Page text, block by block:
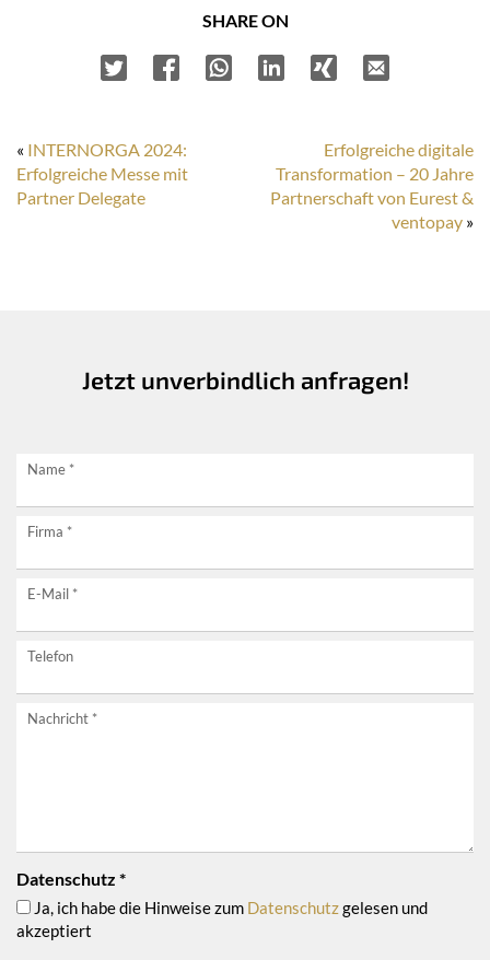
SHARE ON
« INTERNORGA 2024:
Erfolgreiche Messe mit
Partner Delegate
Erfolgreiche digitale
Transformation – 20 Jahre
Partnerschaft von Eurest &
ventopay »
Jetzt unverbindlich anfragen!
Jetzt
unverbindlich
anfragen!
Name *
Firma *
E-Mail *
Telefon
Nachricht *
Datenschutz *
Ja, ich habe die Hinweise zum Datenschutzgelesen und
akzeptiert